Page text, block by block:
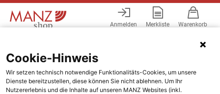
Anmelden Merkliste Warenkorb
Cookie-Hinweis
Wir setzen technisch notwendige Funktionalitäts-Cookies, um unsere
Dienste bereitzustellen, diese können Sie nicht ablehnen. Um Ihr
Nutzererlebnis und die Inhalte auf unseren MANZ Websites (inkl.